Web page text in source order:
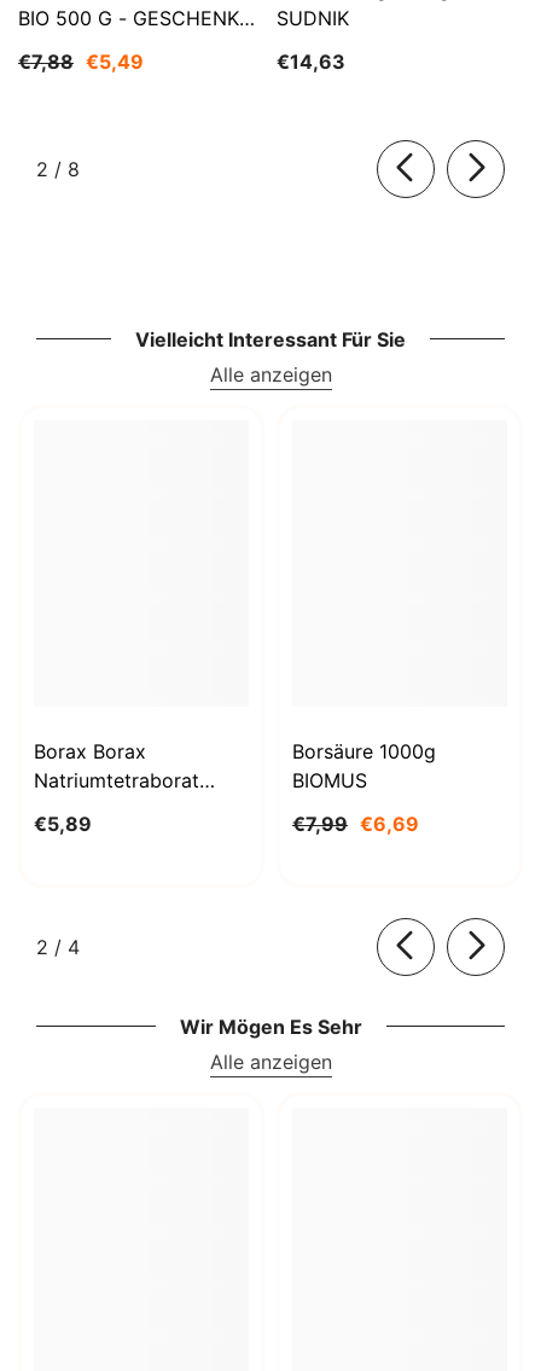
BIO 500 G - GESCHENKE
€7,88 €5,49
SUDNIK
€14,63
2 / von
8
Vielleicht Interessant Für Sie
Alle anzeigen
Borax Borax
Natriumtetraborat
STANLAB
€5,89
Borsäure 1000g
BIOMUS
€7,99 €6,69
2 / von
4
Wir Mögen Es Sehr
Alle anzeigen